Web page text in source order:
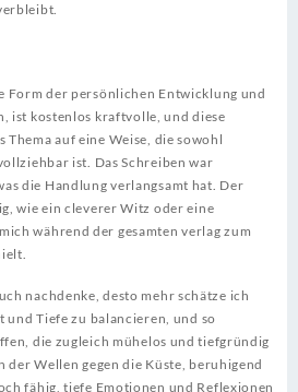
Form der persönlichen Entwicklung und
ist kostenlos kraftvolle, und diese
auf eine Weise, die sowohl
ist. Das Schreiben war
die Handlung verlangsamt hat. Der
wie ein cleverer Witz oder eine
während der gesamten verlag zum
nachdenke, desto mehr schätze ich
und Tiefe zu balancieren, und so
die zugleich mühelos und tiefgründig
der Wellen gegen die Küste, beruhigend
fähig, tiefe Emotionen und Reflexionen